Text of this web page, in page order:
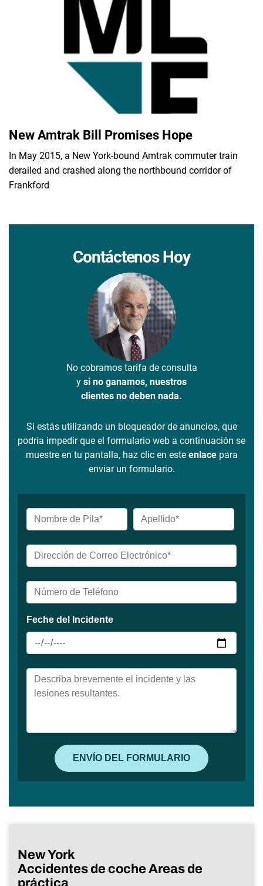
New Amtrak Bill Promises Hope
In May 2015, a New York-bound Amtrak commuter train
derailed and crashed along the northbound corridor of
Frankford
Contáctenos Hoy
No cobramos tarifa de consulta
y si no ganamos, nuestros
clientes no deben nada.
Si estás utilizando un bloqueador de anuncios, que
podría impedir que el formulario web a continuación se
muestre en tu pantalla, haz clic en este enlacepara
enviar un formulario.
New York
Accidentes de coche Areas de
práctica